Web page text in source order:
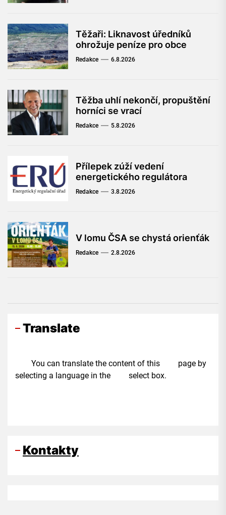
Těžaři: Liknavost úředníků
ohrožuje peníze pro obce
Redakce 6.8.2026
Těžba uhlí nekončí, propuštění
horníci se vrací
Redakce 5.8.2026
Přílepek zúží vedení
energetického regulátora
Redakce 3.8.2026
V lomu ČSA se chystá orienťák
Redakce 2.8.2026
Translate
You can translate the content of this page by
selecting a language in the select box.
Kontakty